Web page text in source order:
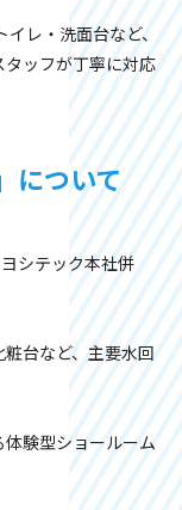
イレ・洗面台など、
ッフが丁寧に対応
について
シテック本社併
台など、主要水回
験型ショールーム